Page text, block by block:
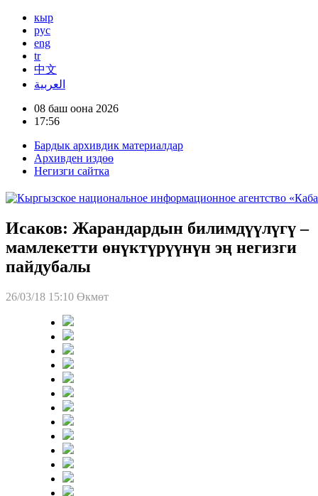
кыр
рус
eng
tr
中文
العربية
08 баш оона 2026
17:56
Бардык архивдик материалдар
Архивден издөө
Негизги сайтка
Исаков: Жарандардын билимдүүлүгү –
мамлекетти өнүктүрүүнүн эң негизги
пайдубалы
26/03/18 15:10 Өкмөт